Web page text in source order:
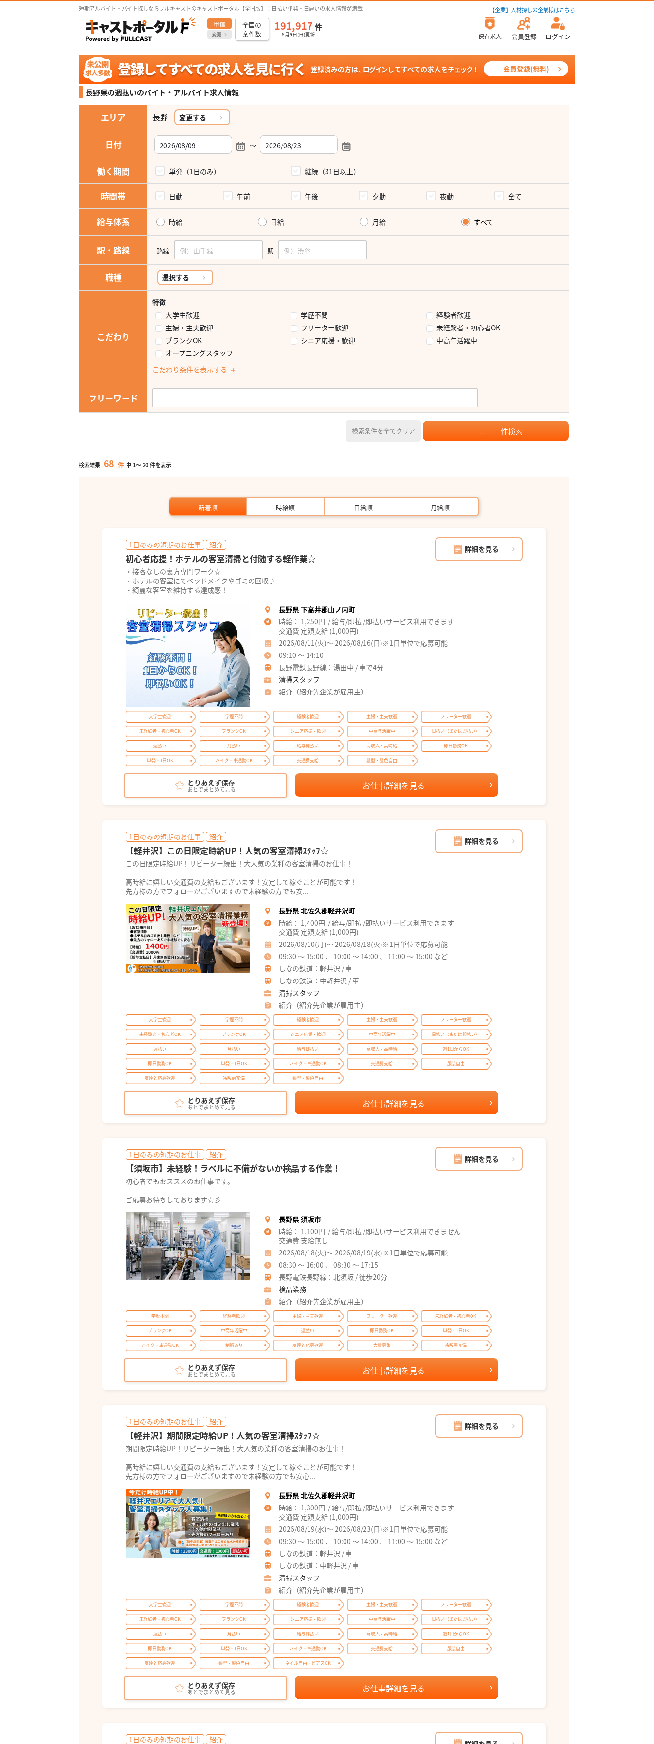
短期アルバイト・バイト探しならフルキャストのキャストポータル【全国版】！日払い単発・日雇いの求人情報が満載 【企業】人材探しの企業様はこちら
甲信
変更
全国の
案件数
191,917 件
8月9日(日)更新 保存求人 会員登録 ログイン
長野県の週払いのバイト・アルバイト求人情報
エリア 長野 変更する
日付 ～
働く期間 単発（1日のみ） 継続（31日以上）
時間帯 日勤 午前 午後 夕勤 夜勤 全て
給与体系 時給 日給 月給 すべて
駅・路線 路線 駅
職種 選択する
こだわり
特徴
大学生歓迎
学歴不問
経験者歓迎
主婦・主夫歓迎
フリーター歓迎
未経験者・初心者OK
ブランクOK
シニア応援・歓迎
中高年活躍中
オープニングスタッフ
こだわり条件を表示する
フリーワード
検索条件を全てクリア -- 件検索
検索結果 68 件 中 1～20件を表示
新着順 時給順 日給順 月給順
1日のみの短期のお仕事 紹介 詳細を見る
初心者応援！ホテルの客室清掃と付随する軽作業☆
・接客なしの裏方専門ワーク☆
・ホテルの客室にてベッドメイクやゴミの回収♪
・綺麗な客室を維持する達成感！
長野県 下高井郡山ノ内町
時給： 1,250円 / 給与/即払 /即払いサービス利用できます
交通費 定額支給 (1,000円)
2026/08/11(火)～ 2026/08/16(日)※1日単位で応募可能
09:10 ～ 14:10
長野電鉄長野線：湯田中 / 車で4分
清掃スタッフ
紹介（紹介先企業が雇用主）
大学生歓迎 学歴不問 経験者歓迎 主婦・主夫歓迎 フリーター歓迎
未経験者・初心者OK ブランクOK シニア応援・歓迎 中高年活躍中 日払い（または即払い）
週払い 月払い 給与即払い 高収入・高時給 即日勤務OK
単発・1日OK バイク・車通勤OK 交通費支給 髪型・髪色自由
とりあえず保存
あとでまとめて見る お仕事詳細を見る
1日のみの短期のお仕事 紹介 詳細を見る
【軽井沢】この日限定時給UP！人気の客室清掃ｽﾀｯﾌ☆
この日限定時給UP！リピーター続出！大人気の業種の客室清掃のお仕事！
高時給に嬉しい交通費の支給もございます！安定して稼ぐことが可能です！
先方様の方でフォローがございますので未経験の方でも安...
長野県 北佐久郡軽井沢町
時給： 1,400円 / 給与/即払 /即払いサービス利用できます
交通費 定額支給 (1,000円)
2026/08/10(月)～ 2026/08/18(火)※1日単位で応募可能
09:30 ～ 15:00 、 10:00 ～ 14:00 、 11:00 ～ 15:00 など
しなの鉄道：軽井沢 / 車
しなの鉄道：中軽井沢 / 車
清掃スタッフ
紹介（紹介先企業が雇用主）
大学生歓迎 学歴不問 経験者歓迎 主婦・主夫歓迎 フリーター歓迎
未経験者・初心者OK ブランクOK シニア応援・歓迎 中高年活躍中 日払い（または即払い）
週払い 月払い 給与即払い 高収入・高時給 週1日からOK
即日勤務OK 単発・1日OK バイク・車通勤OK 交通費支給 服装自由
友達と応募歓迎 冷暖房完備 髪型・髪色自由
とりあえず保存
あとでまとめて見る お仕事詳細を見る
1日のみの短期のお仕事 紹介 詳細を見る
【須坂市】未経験！ラベルに不備がないか検品する作業！
初心者でもおススメのお仕事です。
ご応募お待ちしております☆彡
長野県 須坂市
時給： 1,100円 / 給与/即払 /即払いサービス利用できません
交通費 支給無し
2026/08/18(火)～ 2026/08/19(水)※1日単位で応募可能
08:30 ～ 16:00 、 08:30 ～ 17:15
長野電鉄長野線：北須坂 / 徒歩20分
検品業務
紹介（紹介先企業が雇用主）
学歴不問 経験者歓迎 主婦・主夫歓迎 フリーター歓迎 未経験者・初心者OK
ブランクOK 中高年活躍中 週払い 即日勤務OK 単発・1日OK
バイク・車通勤OK 制服あり 友達と応募歓迎 大量募集 冷暖房完備
とりあえず保存
あとでまとめて見る お仕事詳細を見る
1日のみの短期のお仕事 紹介 詳細を見る
【軽井沢】期間限定時給UP！人気の客室清掃ｽﾀｯﾌ☆
期間限定時給UP！リピーター続出！大人気の業種の客室清掃のお仕事！
高時給に嬉しい交通費の支給もございます！安定して稼ぐことが可能です！
先方様の方でフォローがございますので未経験の方でも安心...
長野県 北佐久郡軽井沢町
時給： 1,300円 / 給与/即払 /即払いサービス利用できます
交通費 定額支給 (1,000円)
2026/08/19(水)～ 2026/08/23(日)※1日単位で応募可能
09:30 ～ 15:00 、 10:00 ～ 14:00 、 11:00 ～ 15:00 など
しなの鉄道：軽井沢 / 車
しなの鉄道：中軽井沢 / 車
清掃スタッフ
紹介（紹介先企業が雇用主）
大学生歓迎 学歴不問 経験者歓迎 主婦・主夫歓迎 フリーター歓迎
未経験者・初心者OK ブランクOK シニア応援・歓迎 中高年活躍中 日払い（または即払い）
週払い 月払い 給与即払い 高収入・高時給 週1日からOK
即日勤務OK 単発・1日OK バイク・車通勤OK 交通費支給 服装自由
友達と応募歓迎 髪型・髪色自由 ネイル自由・ピアスOK
とりあえず保存
あとでまとめて見る お仕事詳細を見る
1日のみの短期のお仕事 紹介